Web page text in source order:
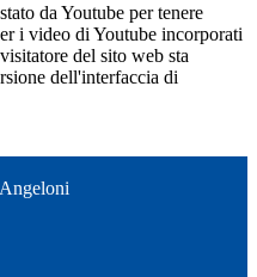
da Youtube per tenere
i video di Youtube incorporati
del sito web sta
dell'interfaccia di